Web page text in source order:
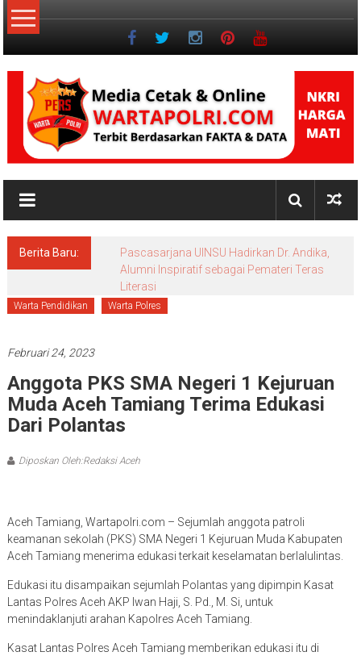
Lompat
ke
NKRI
Jurnalisme
Berita Baru:
Pascasarjana UINSU Hadirkan Dr. Andika,
Alumni Inspiratif sebagai Pemateri Teras
Literasi
Warta Pendidikan Warta Polres
Februari 24, 2023
Anggota PKS SMA Negeri 1 Kejuruan
Muda Aceh Tamiang Terima Edukasi
Dari Polantas
Diposkan Oleh:Redaksi Aceh
Aceh Tamiang, Wartapolri.com – Sejumlah anggota patroli
keamanan sekolah (PKS) SMA Negeri 1 Kejuruan Muda Kabupaten
Aceh Tamiang menerima edukasi terkait keselamatan berlalulintas.
Edukasi itu disampaikan sejumlah Polantas yang dipimpin Kasat
Lantas Polres Aceh AKP Iwan Haji, S. Pd., M. Si, untuk
menindaklanjuti arahan Kapolres Aceh Tamiang.
Kasat Lantas Polres Aceh Tamiang memberikan edukasi itu di